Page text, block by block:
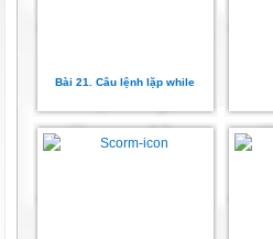
Bài 21. Câu lệnh lặp while